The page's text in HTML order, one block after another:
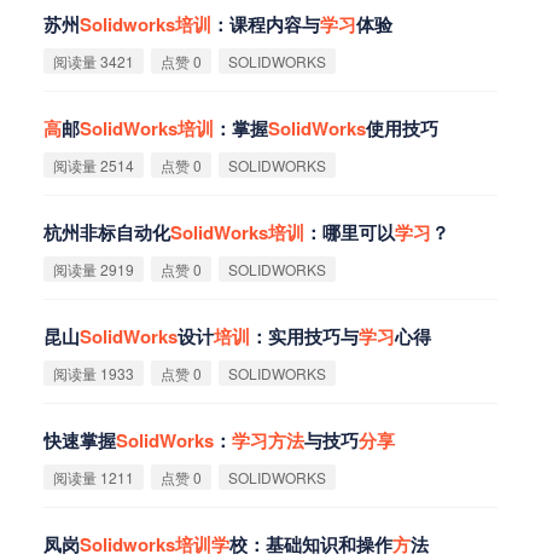
苏州Solidworks培训 ：课程内容与学习体验
阅读量 3421 点赞 0 SOLIDWORKS
高邮SolidWorks培训 ：掌握SolidWorks使用技巧
阅读量 2514 点赞 0 SOLIDWORKS
杭州非标自动化SolidWorks培训 ：哪里可以学习 ？
阅读量 2919 点赞 0 SOLIDWORKS
昆山SolidWorks设计培训 ：实用技巧与学习心得
阅读量 1933 点赞 0 SOLIDWORKS
快速掌握SolidWorks ： 学习方法与技巧分享
阅读量 1211 点赞 0 SOLIDWORKS
‌凤岗Solidworks培训学校：基础知识和操作方法‌